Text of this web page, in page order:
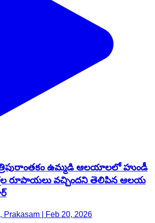
ఉమ్మడి ఆలయాలలో హుండీ
రూపాయలు వచ్చిందని తెలిపిన ఆలయ
Prakasam | Feb 20, 2026